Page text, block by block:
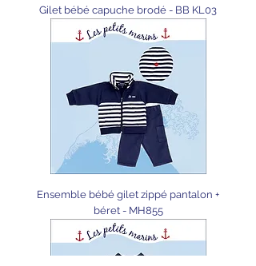
Gilet bébé capuche brodé - BB KL03
Ensemble bébé gilet zippé pantalon +
béret - MH855